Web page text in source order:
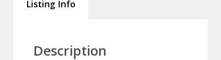
Listing Info
Description